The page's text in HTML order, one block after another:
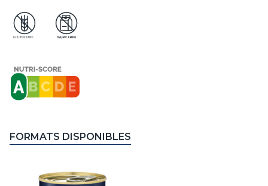
FORMATS DISPONIBLES